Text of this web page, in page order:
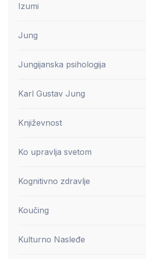
Izumi
Jung
Jungijanska psihologija
Karl Gustav Jung
Književnost
Ko upravlja svetom
Kognitivno zdravlje
Koučing
Kulturno Nasleđe